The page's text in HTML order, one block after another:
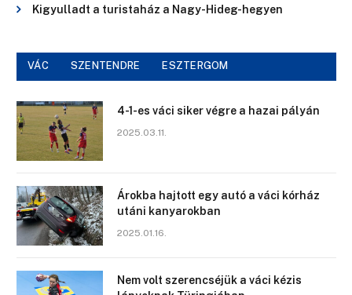
Kigyulladt a turistaház a Nagy-Hideg-hegyen
VÁC SZENTENDRE ESZTERGOM
4-1-es váci siker végre a hazai pályán
2025.03.11.
Árokba hajtott egy autó a váci kórház
utáni kanyarokban
2025.01.16.
Nem volt szerencséjük a váci kézis